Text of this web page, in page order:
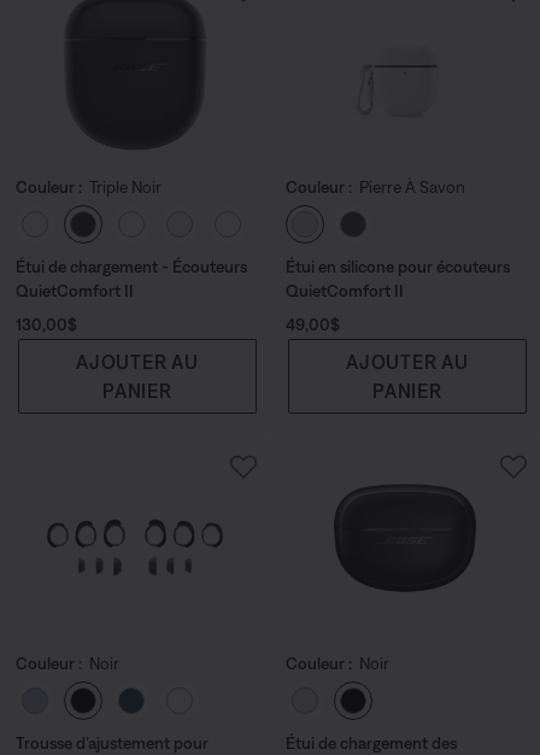
Couleur : Triple Noir
Choisissez la couleur
Étui de chargement - Écouteurs
QuietComfort II
Prix :
130,00$
AJOUTER AU
PANIER
Couleur : Pierre À Savon
Choisissez la
Étui en silicone pour écouteurs
QuietComfort II
Prix :
49,00$
AJOUTER AU
PANIER
Couleur : Noir
Choisissez la couleur
Trousse d’ajustement pour
Couleur : Noir
Choisissez la
Étui de chargement des